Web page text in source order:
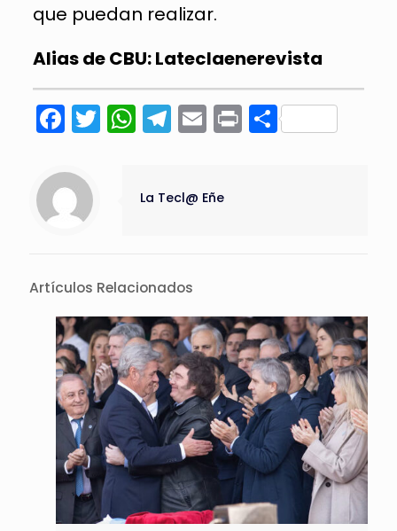
que puedan realizar.
Alias de CBU: Lateclaenerevista
Facebook
Twitter
WhatsApp
Telegram
Email
Print
La Tecl@ Eñe
Artículos Relacionados